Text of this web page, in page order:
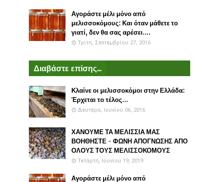
Αγοράστε μέλι μόνο από
μελισσοκόμους: Και όταν μάθετε το
γιατί, δεν θα σας αρέσει....
Τρίτη, Σεπτεμβρίου 27, 2016
Διαβάστε επίσης...
Κλαίνε οι μελισσοκόμοι στην Ελλάδα:
Έρχεται το τέλος...
Δευτέρα, Ιουνίου 06, 2016
ΧΑΝΟΥΜΕ ΤΑ ΜΕΛΙΣΣΙΑ ΜΑΣ
ΒΟΗΘΗΣΤΕ - ΦΩΝΗ ΑΠΟΓΝΩΣΗΣ ΑΠΟ
ΟΛΟΥΣ ΤΟΥΣ ΜΕΛΙΣΣΟΚΟΜΟΥΣ
Τετάρτη, Ιουνίου 19, 2019
Αγοράστε μέλι μόνο από